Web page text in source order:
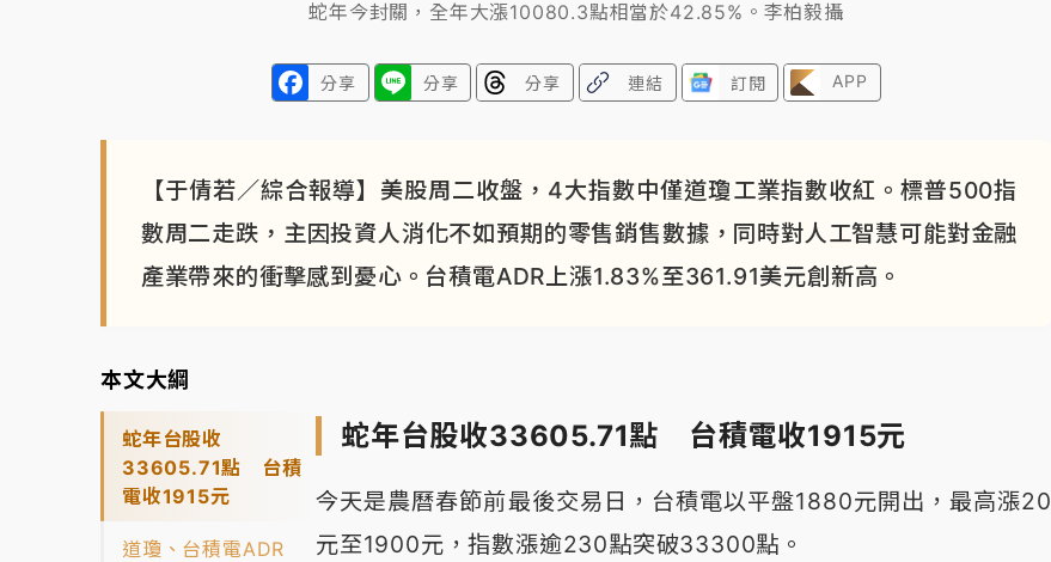
蛇年今封關，全年大漲10080.3點相當於42.85%。李柏毅攝
分享 分享 分享 連結 訂閱 APP
【于倩若／綜合報導】美股周二收盤，4大指數中僅道瓊工業指數收紅。標普500指
數周二走跌，主因投資人消化不如預期的零售銷售數據，同時對人工智慧可能對金融
產業帶來的衝擊感到憂心。台積電ADR上漲1.83%至361.91美元創新高。
本文大綱
蛇年台股收
33605.71點 台積
電收1915元
道瓊、台積電ADR
蛇年台股收33605.71點 台積電收1915元
今天是農曆春節前最後交易日，台積電以平盤1880元開出，最高漲20
元至1900元，指數漲逾230點突破33300點。